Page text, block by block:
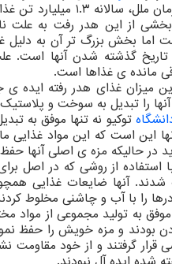
اعلام سازمان ملل،
از این هدر رفت به علت
اما بخش بزرگ تر آن به دلیل
تاریخ گذشته شدن آنها است.
مانده ی غذاها است.
میزان غذای هدر رفته ایده
آنها را تبدیل به سوخت و
توکیو نه تنها موفق به
این است که این مواد غذایی
در حالیکه مزه ی اصلی آنها
استفاده از روشی که در اصل
آنها ضایعات غذایی
را با آب و چاشنی مخلوط
به تولید مجموعی از مواد
بودند و مزه خویش را حفظ
قرار گرفتند و از خود